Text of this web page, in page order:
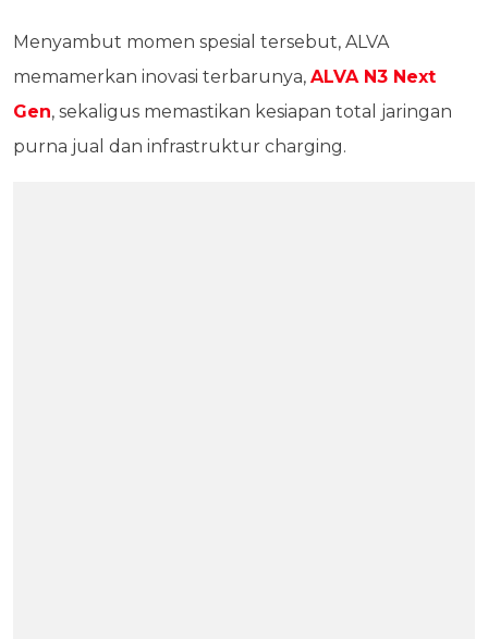
Menyambut momen spesial tersebut, ALVA
memamerkan inovasi terbarunya, ALVA N3 Next
Gen, sekaligus memastikan kesiapan total jaringan
purna jual dan infrastruktur charging.